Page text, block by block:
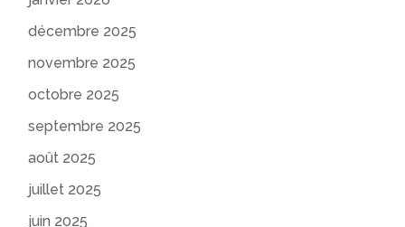
décembre 2025
novembre 2025
octobre 2025
septembre 2025
août 2025
juillet 2025
juin 2025